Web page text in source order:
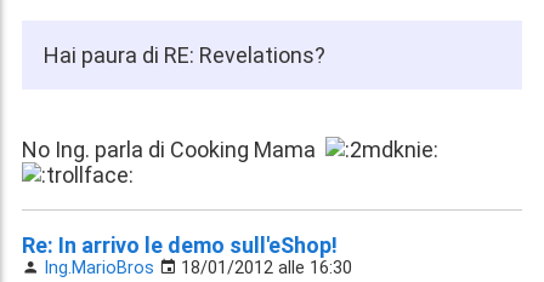
Hai paura di RE: Revelations?
No Ing. parla di Cooking Mama
Re: In arrivo le demo sull'eShop!
Ing.MarioBros 18/01/2012 alle 16:30